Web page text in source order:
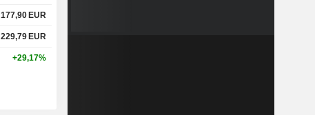
177,90 EUR
229,79 EUR
+29,17%